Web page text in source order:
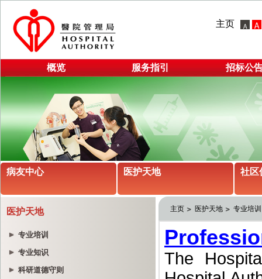
主页
概览 服务指引 招标公
病友中心 医护天地 社区
医护天地
专业培训
专业知识
科研道德守则
主页 医护天地 专业培训